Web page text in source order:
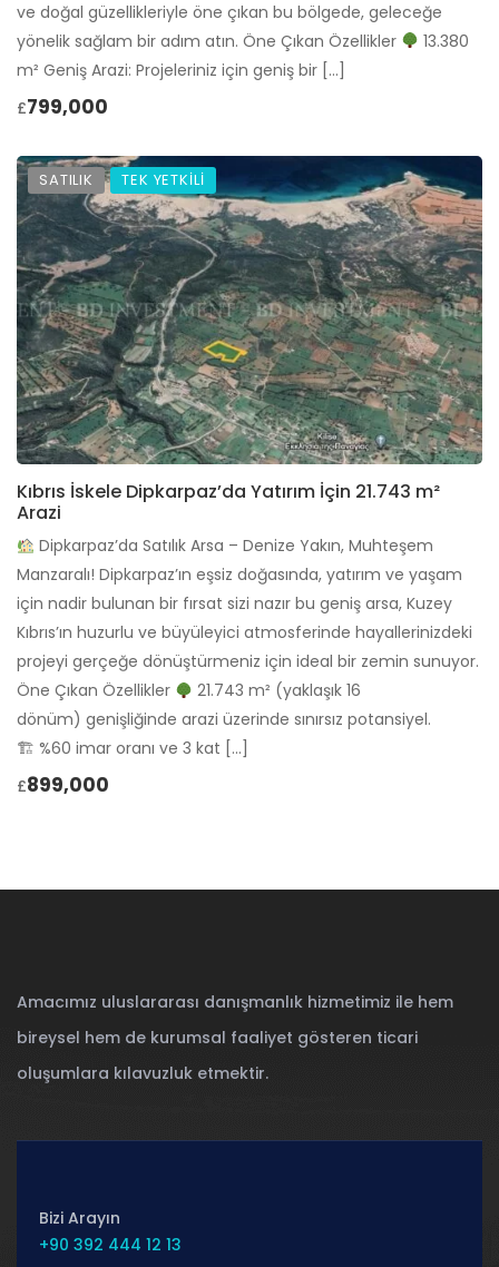
ve doğal güzellikleriyle öne çıkan bu bölgede, geleceğe
yönelik sağlam bir adım atın. Öne Çıkan Özellikler
13.380
m² Geniş Arazi: Projeleriniz için geniş bir […]
£799,000
SATILIK TEK YETKİLİ
Kıbrıs İskele Dipkarpaz’da Yatırım İçin 21.743 m²
Arazi
Dipkarpaz’da Satılık Arsa – Denize Yakın, Muhteşem
Manzaralı! Dipkarpaz’ın eşsiz doğasında, yatırım ve yaşam
için nadir bulunan bir fırsat sizi nazır bu geniş arsa, Kuzey
Kıbrıs’ın huzurlu ve büyüleyici atmosferinde hayallerinizdeki
projeyi gerçeğe dönüştürmeniz için ideal bir zemin sunuyor.
Öne Çıkan Özellikler
21.743 m² (yaklaşık 16
dönüm) genişliğinde arazi üzerinde sınırsız potansiyel.
🏗 %60 imar oranı ve 3 kat […]
£899,000
Amacımız uluslararası danışmanlık hizmetimiz ile hem
bireysel hem de kurumsal faaliyet gösteren ticari
oluşumlara kılavuzluk etmektir.
Bizi Arayın
+90 392 444 12 13